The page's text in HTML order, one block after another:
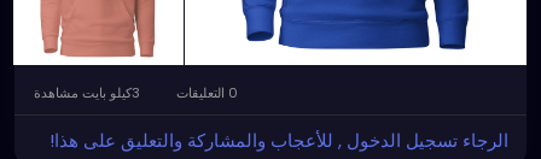
الرجاء تسجيل الدخول , للأعجاب والمشاركة والتعليق على هذا!